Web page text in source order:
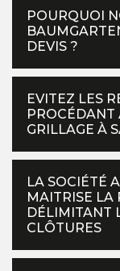
POURQUOI
DEVIS ?
EVITEZ LES
PROCÉDANT
GRILLAGE À
LA SOCIÉTÉ
MAITRISE LA
DÉLIMITANT
CLÔTURES